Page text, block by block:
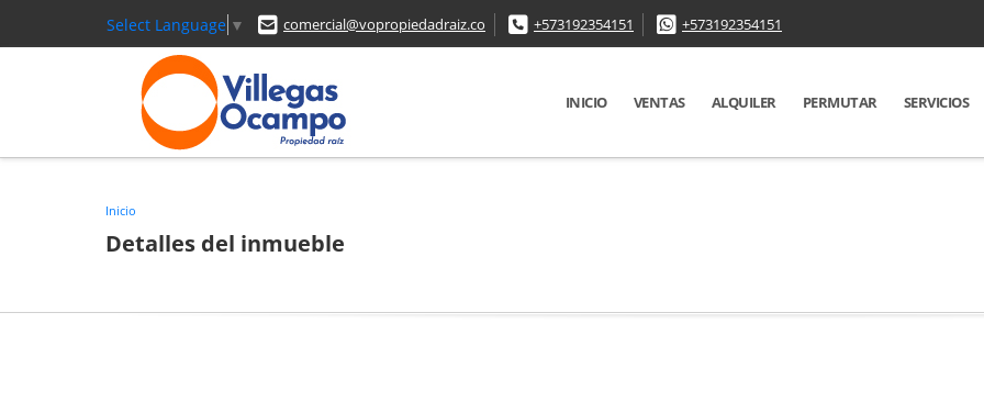
Select Language ▼ comercial@vopropiedadraiz.co +573192354151 +573192354151
INICIO VENTAS ALQUILER PERMUTAR SERVICIOS
Inicio
Detalles del inmueble